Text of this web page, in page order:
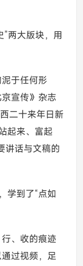
”两大版块，用
于任何形
宣传》杂志
二十来年日新
起来、富起
讲话与文稿的
学到了“点如
、收的痕迹
过视频，足